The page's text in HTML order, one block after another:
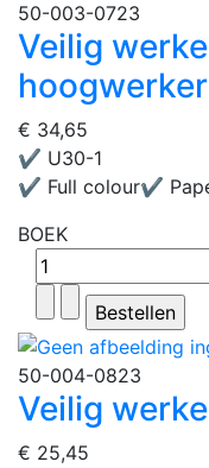
50-003-0723
Veilig
hoogwerker
€ 34,65
✔ U30-1
✔ Full colour✔
BOEK
50-004-0823
Veilig
€ 25,45